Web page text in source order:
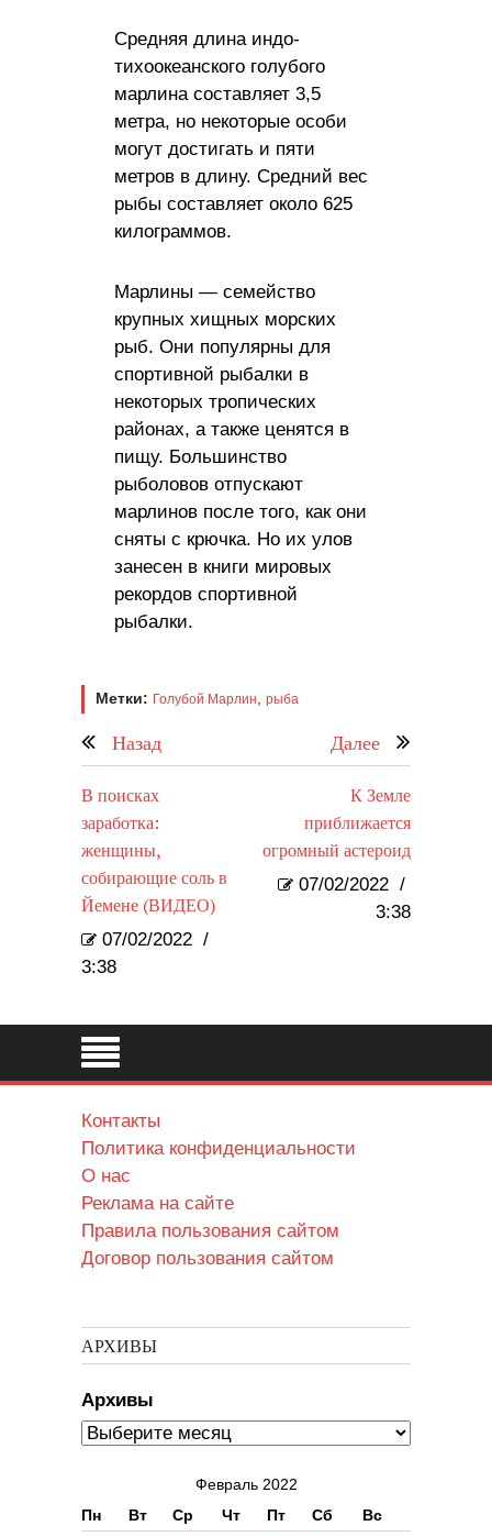
Средняя длина индо-
тихоокеанского голубого
марлина составляет 3,5
метра, но некоторые особи
могут достигать и пяти
метров в длину. Средний вес
рыбы составляет около 625
килограммов.
Марлины — семейство
крупных хищных морских
рыб. Они популярны для
спортивной рыбалки в
некоторых тропических
районах, а также ценятся в
пищу. Большинство
рыболовов отпускают
марлинов после того, как они
сняты с крючка. Но их улов
занесен в книги мировых
рекордов спортивной
рыбалки.
Метки: Голубой Марлин рыба
Назад Далее
В поисках
заработка:
женщины,
собирающие соль в
Йемене (ВИДЕО)
07/02/2022 /
3:38
К Земле
приближается
огромный астероид
07/02/2022 /
3:38
Контакты
Политика конфиденциальности
О нас
Реклама на сайте
Правила пользования сайтом
Договор пользования сайтом
АРХИВЫ
Архивы
Февраль 2022
Пн
Вт Ср Чт Пт Сб Вс